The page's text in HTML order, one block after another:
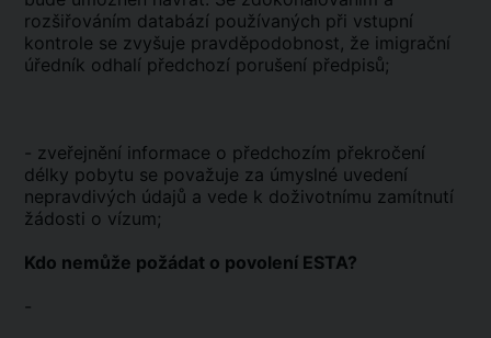
rozšiřováním databází používaných při vstupní
kontrole se zvyšuje pravděpodobnost, že imigrační
úředník odhalí předchozí porušení předpisů;
- zveřejnění informace o předchozím překročení
délky pobytu se považuje za úmyslné uvedení
nepravdivých údajů a vede k doživotnímu zamítnutí
žádosti o vízum;
Kdo nemůže požádat o povolení ESTA?
-